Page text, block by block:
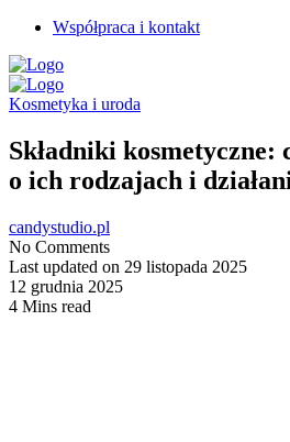
Współpraca i kontakt
Kosmetyka i uroda
Składniki kosmetyczne:
o ich rodzajach i
candystudio.pl
No Comments
Last updated on 29 listopada 2025
12 grudnia 2025
4 Mins read